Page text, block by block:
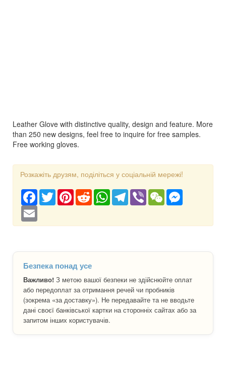
Leather Glove with distinctive quality, design and feature. More
than 250 new designs, feel free to inquire for free samples.
Free working gloves.
Розкажіть друзям, поділіться у соціальній мережі!
Facebook
TwitterPinterestRedditWhatsAppTelegram
Viber WeChat
Безпека понад усе
Важливо! З метою вашої безпеки не здійснюйте оплат
або передоплат за отримання речей чи пробників
(зокрема «за доставку»). Не передавайте та не вводьте
дані своєї банківської картки на сторонніх сайтах або за
запитом інших користувачів.